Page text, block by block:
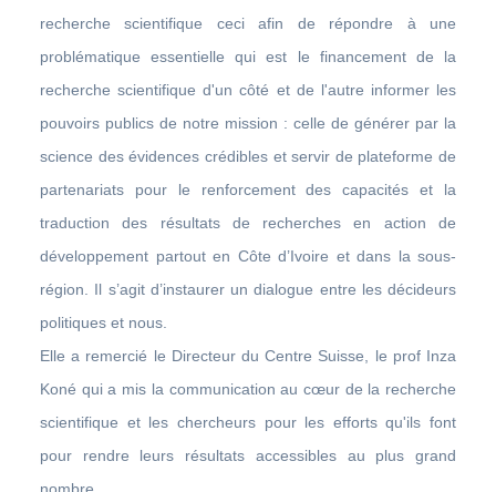
recherche scientifique ceci afin de répondre à une
problématique essentielle qui est le financement de la
recherche scientifique d'un côté et de l'autre informer les
pouvoirs publics de notre mission : celle de générer par la
science des évidences crédibles et servir de plateforme de
partenariats pour le renforcement des capacités et la
traduction des résultats de recherches en action de
développement partout en Côte d’Ivoire et dans la sous-
région. Il s’agit d’instaurer un dialogue entre les décideurs
politiques et nous.
Elle a remercié le Directeur du Centre Suisse, le prof Inza
Koné qui a mis la communication au cœur de la recherche
scientifique et les chercheurs pour les efforts qu'ils font
pour rendre leurs résultats accessibles au plus grand
nombre.